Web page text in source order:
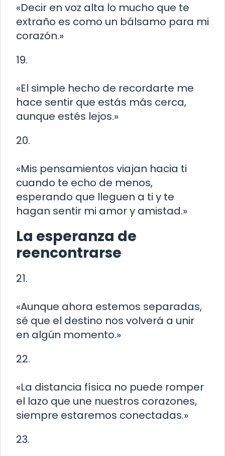
«Decir en voz alta lo mucho que te
extraño es como un bálsamo para mi
corazón.»
19.
«El simple hecho de recordarte me
hace sentir que estás más cerca,
aunque estés lejos.»
20.
«Mis pensamientos viajan hacia ti
cuando te echo de menos,
esperando que lleguen a ti y te
hagan sentir mi amor y amistad.»
La esperanza de
reencontrarse
21.
«Aunque ahora estemos separadas,
sé que el destino nos volverá a unir
en algún momento.»
22.
«La distancia física no puede romper
el lazo que une nuestros corazones,
siempre estaremos conectadas.»
23.